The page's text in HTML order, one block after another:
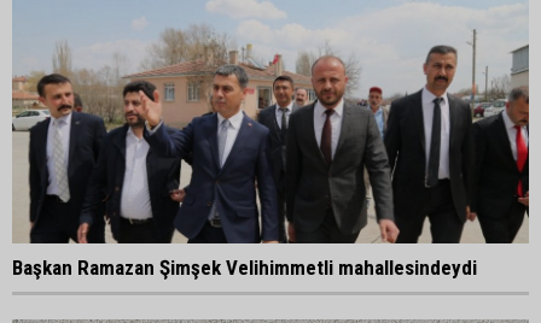
Başkan Ramazan Şimşek Velihimmetli mahallesindeydi